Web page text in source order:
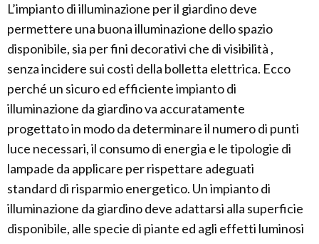
L’impianto di illuminazione per il giardino deve
permettere una buona illuminazione dello spazio
disponibile, sia per fini decorativi che di visibilità ,
senza incidere sui costi della bolletta elettrica. Ecco
perché un sicuro ed efficiente impianto di
illuminazione da giardino va accuratamente
progettato in modo da determinare il numero di punti
luce necessari, il consumo di energia e le tipologie di
lampade da applicare per rispettare adeguati
standard di risparmio energetico. Un impianto di
illuminazione da giardino deve adattarsi alla superficie
disponibile, alle specie di piante ed agli effetti luminosi